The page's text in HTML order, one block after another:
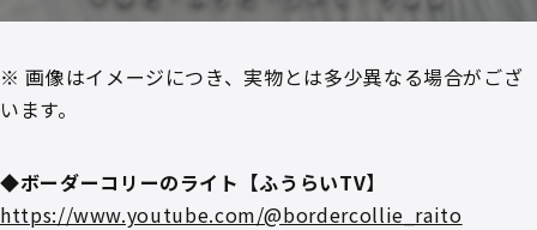
※ 画像はイメージにつき、実物とは多少異なる場合がござ
います。
◆ボーダーコリーのライト【ふうらいTV】
https://www.youtube.com/@bordercollie_raito